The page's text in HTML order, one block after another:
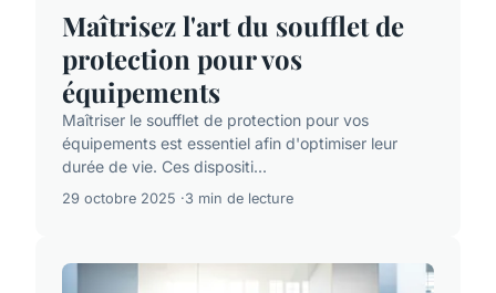
Maîtrisez l'art du soufflet de
protection pour vos
équipements
Maîtriser le soufflet de protection pour vos
équipements est essentiel afin d'optimiser leur
durée de vie. Ces dispositi...
29 octobre 2025 3 min de lecture